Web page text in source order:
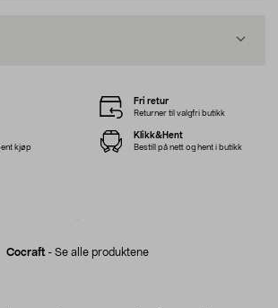
Cocraft- Se alle produktene
Fri retur
Returner til valgfri butikk
kjøp
Klikk&Hent
Bestill på nett og hent i butikk